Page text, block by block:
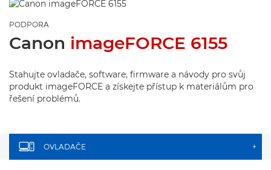
PODPORA
Canon imageFORCE 6155
Stahujte ovladače, software, firmware a návody pro svůj
produkt imageFORCE a získejte přístup k materiálům pro
řešení problémů.
OVLADAČE +